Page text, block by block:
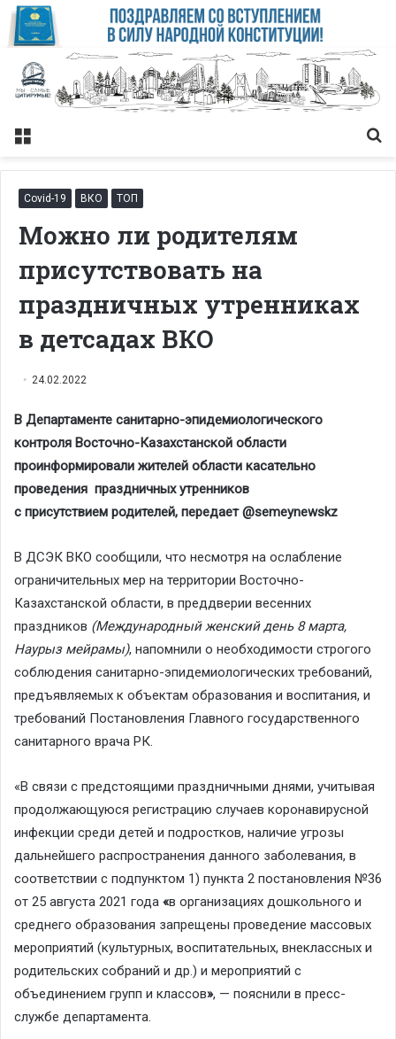
Меню
Covid-19 ВКО ТОП
Можно ли родителям
присутствовать на
праздничных утренниках
в детсадах ВКО
24.02.2022
В Департаменте санитарно-эпидемиологического
контроля Восточно-Казахстанской области
проинформировали жителей области касательно
проведения праздничных утренников
с присутствием родителей, передает @semeynewskz
В ДСЭК ВКО сообщили, что несмотря на ослабление
ограничительных мер на территории Восточно-
Казахстанской области, в преддверии весенних
праздников (Международный женский день 8 марта,
Наурыз мейрамы), напомнили о необходимости строгого
соблюдения санитарно-эпидемиологических требований,
предъявляемых к объектам образования и воспитания, и
требований Постановления Главного государственного
санитарного врача РК.
«В связи с предстоящими праздничными днями, учитывая
продолжающуюся регистрацию случаев коронавирусной
инфекции среди детей и подростков, наличие угрозы
дальнейшего распространения данного заболевания, в
соответствии с подпунктом 1) пункта 2 постановления №36
от 25 августа 2021 года «в организациях дошкольного и
среднего образования запрещены проведение массовых
мероприятий (культурных, воспитательных, внеклассных и
родительских собраний и др.) и мероприятий с
объединением групп и классов», — пояснили в пресс-
службе департамента.